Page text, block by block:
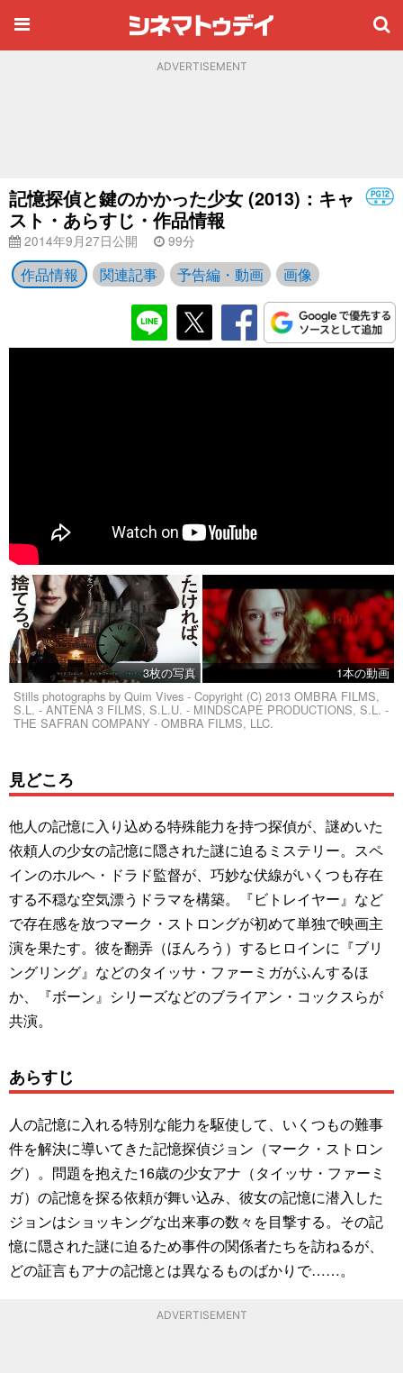
ADVERTISEMENT
記憶探偵と鍵のかかった少女 (2013)：キャ
スト・あらすじ・作品情報
2014年9月27日公開 99分
作品情報 関連記事 予告編・動画 画像
3枚の写真
1本の動画
Stills photographs by Quim Vives - Copyright (C) 2013 OMBRA FILMS,
S.L. - ANTENA 3 FILMS, S.L.U. - MINDSCAPE PRODUCTIONS, S.L. -
THE SAFRAN COMPANY - OMBRA FILMS, LLC.
見どころ
他人の記憶に入り込める特殊能力を持つ探偵が、謎めいた
依頼人の少女の記憶に隠された謎に迫るミステリー。スペ
インのホルヘ・ドラド監督が、巧妙な伏線がいくつも存在
する不穏な空気漂うドラマを構築。『ビトレイヤー』など
で存在感を放つマーク・ストロングが初めて単独で映画主
演を果たす。彼を翻弄（ほんろう）するヒロインに『ブリ
ングリング』などのタイッサ・ファーミガがふんするほ
か、『ボーン』シリーズなどのブライアン・コックスらが
共演。
あらすじ
人の記憶に入れる特別な能力を駆使して、いくつもの難事
件を解決に導いてきた記憶探偵ジョン（マーク・ストロン
グ）。問題を抱えた16歳の少女アナ（タイッサ・ファーミ
ガ）の記憶を探る依頼が舞い込み、彼女の記憶に潜入した
ジョンはショッキングな出来事の数々を目撃する。その記
憶に隠された謎に迫るため事件の関係者たちを訪ねるが、
どの証言もアナの記憶とは異なるものばかりで……。
ADVERTISEMENT